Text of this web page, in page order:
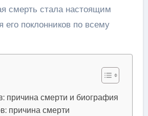
смерть стала настоящим
его поклонников по всему
причина смерти и биография
причина смерти